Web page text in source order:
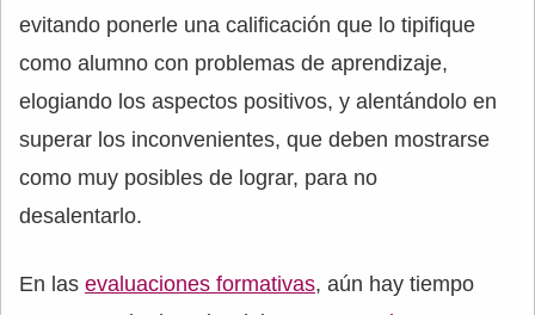
evitando ponerle una calificación que lo tipifique
como alumno con problemas de aprendizaje,
elogiando los aspectos positivos, y alentándolo en
superar los inconvenientes, que deben mostrarse
como muy posibles de lograr, para no
desalentarlo.
En las evaluaciones formativas, aún hay tiempo